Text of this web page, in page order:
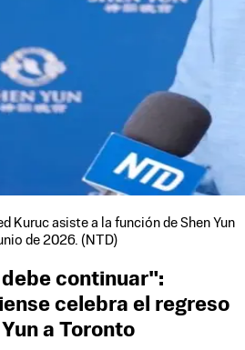
Kuruc asiste a la función de Shen Yun
de 2026. (NTD)
continuar":
celebra el regreso
a Toronto